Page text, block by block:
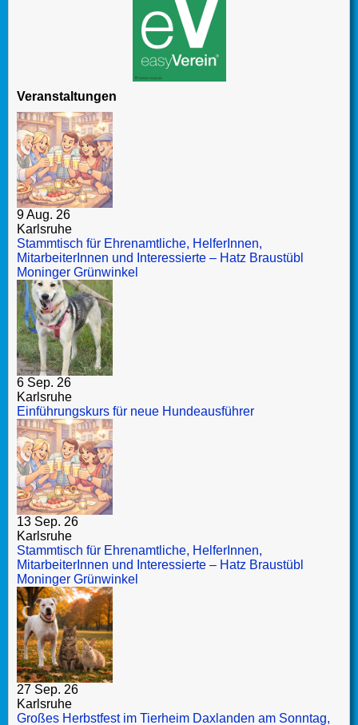
Veranstaltungen
9 Aug. 26
Karlsruhe
Stammtisch für Ehrenamtliche, HelferInnen,
MitarbeiterInnen und Interessierte – Hatz Braustübl
Moninger Grünwinkel
6 Sep. 26
Karlsruhe
Einführungskurs für neue Hundeausführer
13 Sep. 26
Karlsruhe
Stammtisch für Ehrenamtliche, HelferInnen,
MitarbeiterInnen und Interessierte – Hatz Braustübl
Moninger Grünwinkel
27 Sep. 26
Karlsruhe
Großes Herbstfest im Tierheim Daxlanden am Sonntag,